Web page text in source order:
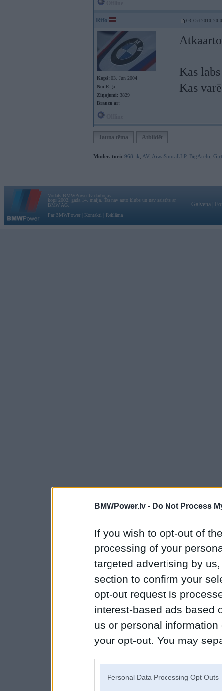
BMWPower.lv - Do Not Process
If you wish to opt-out of
processing of your
targeted advertising by
section to confirm your
opt-out request is
interest-based ads based
us or personal
your opt-out. You may
Personal Data Processing Opt Outs
Rifo 03. Oct 2010,
Kopš: 03. Jun 2004
No: Rīga
Ziņojumi: 3829
Braucu ar:
Kas
Kas
Jauna tēma Atbildēt
Moderatori: 968-jk AV AiwaShuraLLP, BigArchi
Vortāls BMWPower.lv darbojas
kopš 2002. gada 14. maija. Tas nav auto klubs un nav saistīts ar
BMW AG.
Par BMWPower
Kontakti Reklāma
Galvena